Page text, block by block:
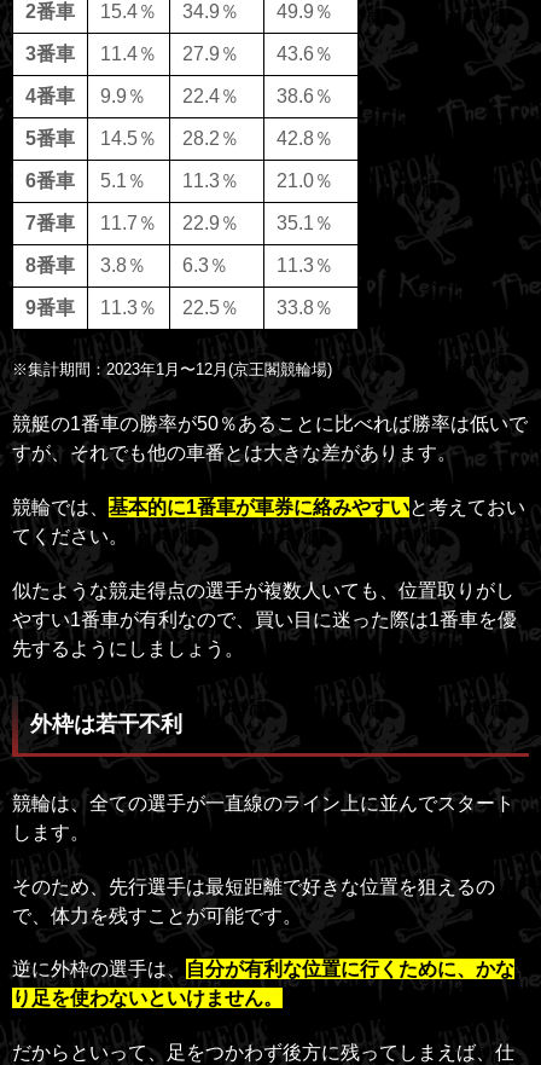
2番車 15.4％ 34.9％ 49.9％
3番車 11.4％ 27.9％ 43.6％
4番車 9.9％ 22.4％ 38.6％
5番車 14.5％ 28.2％ 42.8％
6番車 5.1％ 11.3％ 21.0％
7番車 11.7％ 22.9％ 35.1％
8番車 3.8％ 6.3％ 11.3％
9番車 11.3％ 22.5％ 33.8％
※集計期間：2023年1月〜12月(京王閣競輪場)
競艇の1番車の勝率が50％あることに比べれば勝率は低いで
すが、それでも他の車番とは大きな差があります。
競輪では、 基本的に1番車が車券に絡みやすいと考えておい
てください。
似たような競走得点の選手が複数人いても、位置取りがし
やすい1番車が有利なので、買い目に迷った際は1番車を優
先するようにしましょう。
外枠は若干不利
競輪は、全ての選手が一直線のライン上に並んでスタート
します。
そのため、先行選手は最短距離で好きな位置を狙えるの
で、体力を残すことが可能です。
逆に外枠の選手は、 自分が有利な位置に行くために、かな
り足を使わないといけません。
だからといって、足をつかわず後方に残ってしまえば、仕